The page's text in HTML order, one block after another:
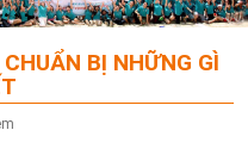
BỊ NHỮNG GÌ